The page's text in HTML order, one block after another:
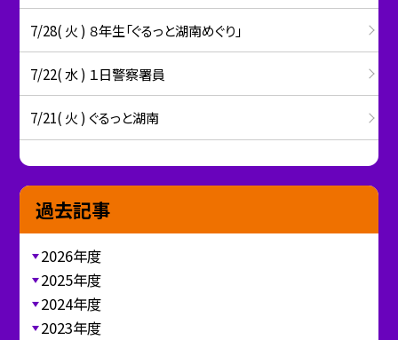
7/28( 火 ) ８年生「ぐるっと湖南めぐり」
7/22( 水 ) １日警察署員
7/21( 火 ) ぐるっと湖南
過去記事
2026年度
2025年度
2024年度
2023年度